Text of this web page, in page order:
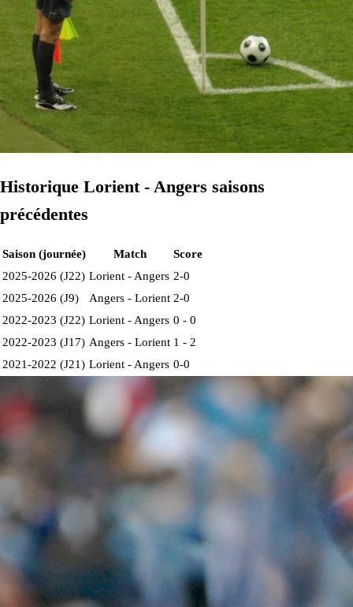
Historique Lorient - Angers saisons
précédentes
Saison (journée) Match
Score
2025-2026 (J22) Lorient - Angers 2-0
2025-2026 (J9)
Angers - Lorient 2-0
2022-2023 (J22) Lorient - Angers 0 - 0
2022-2023 (J17) Angers - Lorient 1 - 2
2021-2022 (J21) Lorient - Angers 0-0